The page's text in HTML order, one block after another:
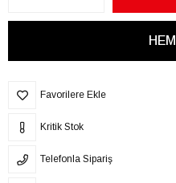
Favorilere Ekle
Kritik Stok
Telefonla Sipariş